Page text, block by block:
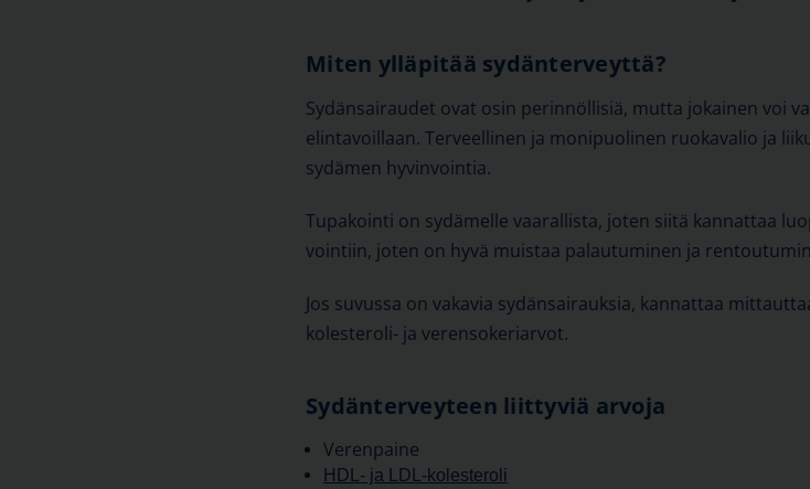
Miten ylläpitää sydänterveyttä?
Sydänsairaudet ovat osin perinnöllisiä, mutta jokainen voi
elintavoillaan. Terveellinen ja monipuolinen ruokavalio ja
sydämen hyvinvointia.
Tupakointi on sydämelle vaarallista, joten siitä kannattaa
vointiin, joten on hyvä muistaa palautuminen ja
Jos suvussa on vakavia sydänsairauksia, kannattaa
kolesteroli- ja verensokeriarvot.
Sydänterveyteen liittyviä arvoja
Verenpaine
HDL- ja LDL-kolesteroli